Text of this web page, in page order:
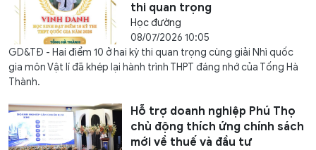
thi quan trọng
Học đường
08/07/2026 10:05
GD&TĐ - Hai điểm 10 ở hai kỳ thi quan trọng cùng giải Nhì quốc
gia môn Vật lí đã khép lại hành trình THPT đáng nhớ của Tống Hà
Thành.
Hỗ trợ doanh nghiệp Phú Thọ
chủ động thích ứng chính sách
mới về thuế và đầu tư